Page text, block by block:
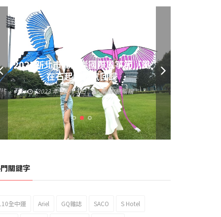
黃偉哲發放武聖夜市加碼夜市消費
券 呼籲做好登革熱防疫
2023 年 9 月 23 日 編輯:總編輯
關鍵字
全中運 Ariel GQ雜誌 SACO S Hotel